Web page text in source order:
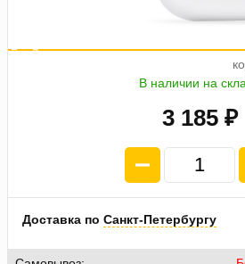
В наличии на
3 185 ₽
а
Доставка по Санкт-Петербургу